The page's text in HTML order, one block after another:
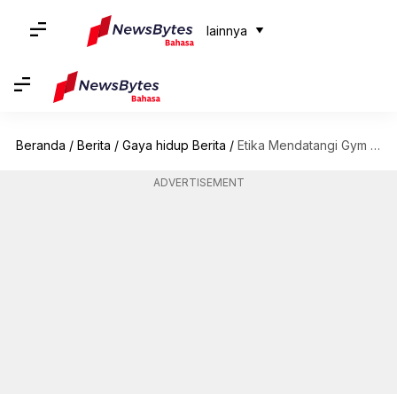
lainnya
Beranda / Berita / Gaya hidup Berita / Etika Mendatangi Gym dan Cara Menghindari Kesalahan-Kesalahan Awam
ADVERTISEMENT